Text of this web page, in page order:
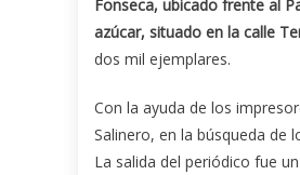
Fonseca, ubicado frente al
azúcar, situado en la calle
dos mil ejemplares.
Con la ayuda de los
Salinero, en la búsqueda de
La salida del periódico fue